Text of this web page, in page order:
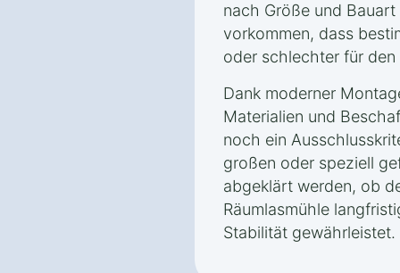
nach Größe und
vorkommen, dass
oder schlechter für
Dank moderner
Materialien und
noch ein
großen oder speziell
abgeklärt werden, ob
Räumlasmühle
Stabilität gewährleistet.